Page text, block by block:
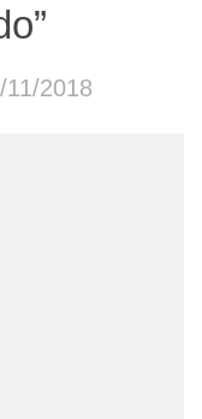
11/2018